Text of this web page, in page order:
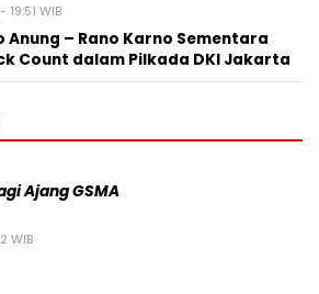
WIB
Anung – Rano Karno Sementara
Count dalam Pilkada DKI Jakarta
Ajang GSMA
WIB